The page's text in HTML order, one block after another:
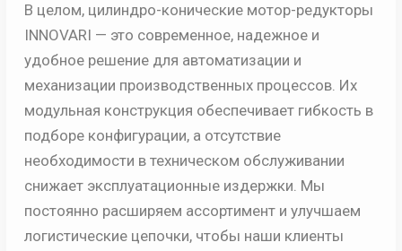
В целом, цилиндро-конические мотор-редукторы
INNOVARI — это современное, надежное и
удобное решение для автоматизации и
механизации производственных процессов. Их
модульная конструкция обеспечивает гибкость в
подборе конфигурации, а отсутствие
необходимости в техническом обслуживании
снижает эксплуатационные издержки. Мы
постоянно расширяем ассортимент и улучшаем
логистические цепочки, чтобы наши клиенты